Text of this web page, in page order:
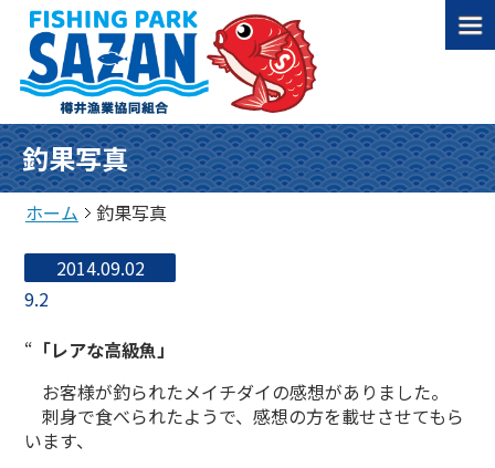
釣果写真
ホーム 釣果写真
2014.09.02
9.2
“ 「レアな高級魚」
お客様が釣られたメイチダイの感想がありました。
刺身で食べられたようで、感想の方を載せさせてもら
います、